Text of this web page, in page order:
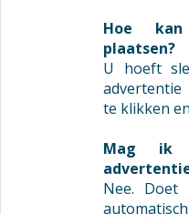
Hoe
plaatsen?
U hoeft
advertentie
te klikken
Mag ik
Nee.